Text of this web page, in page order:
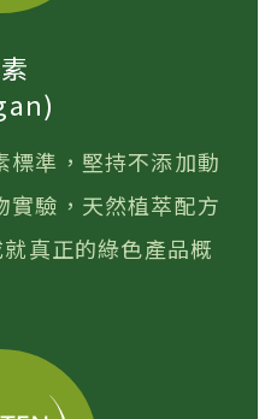
標準，堅持不添加動
實驗，天然植萃配方
真正的綠色產品概